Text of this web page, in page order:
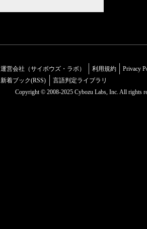
運営会社（サイボウズ・ラボ） 利用規約 Privacy
新着ブック(RSS)
言語判定ライブラリ
Copyright © 2008-2025 Cybozu Labs, Inc. All rights